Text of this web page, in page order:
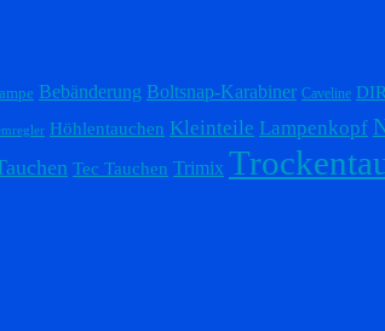
Bebänderung Boltsnap-Karabiner Caveline DIR
Höhlentauchen Kleinteile Lampenkopf
Tec Tauchen Trimix